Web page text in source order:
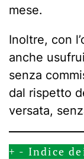
mese.
Inoltre, con
anche
senza
dal rispetto
versata,
+ - Indice